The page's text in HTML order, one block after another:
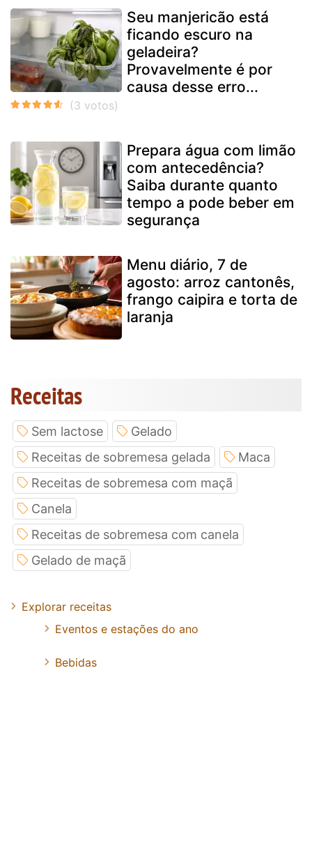
Seu manjericão está
ficando escuro na
geladeira?
Provavelmente é por
causa desse erro...
Prepara água com limão
com antecedência?
Saiba durante quanto
tempo a pode beber em
segurança
Menu diário, 7 de
agosto: arroz cantonês,
frango caipira e torta de
laranja
Receitas
Sem lactose
Gelado
Receitas de sobremesa gelada
Maca
Receitas de sobremesa com maçã
Canela
Receitas de sobremesa com canela
Gelado de maçã
Explorar receitas
Eventos e estações do ano
Bebidas